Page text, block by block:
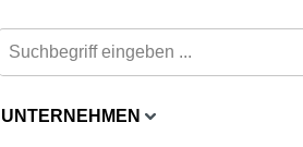
UNTERNEHMEN